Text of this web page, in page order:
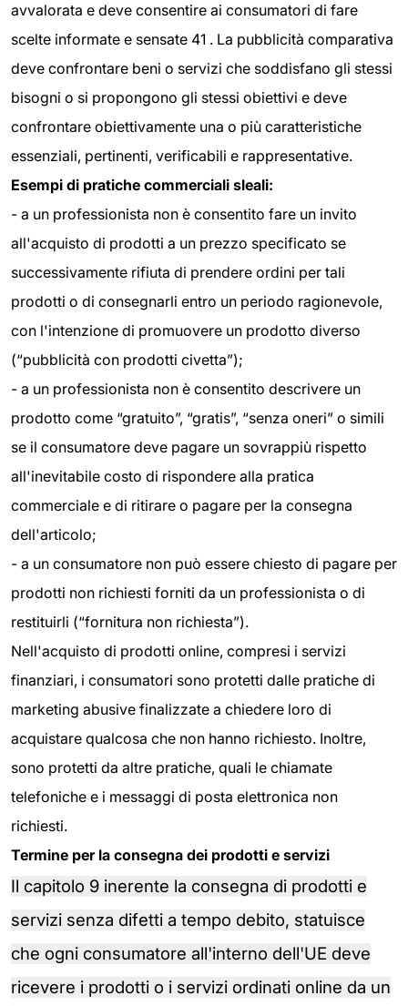
avvalorata e deve consentire ai consumatori di fare
scelte informate e sensate 41 . La pubblicità comparativa
deve confrontare beni o servizi che soddisfano gli stessi
bisogni o si propongono gli stessi obiettivi e deve
confrontare obiettivamente una o più caratteristiche
essenziali, pertinenti, verificabili e rappresentative.
Esempi di pratiche commerciali sleali:
- a un professionista non è consentito fare un invito
all'acquisto di prodotti a un prezzo specificato se
successivamente rifiuta di prendere ordini per tali
prodotti o di consegnarli entro un periodo ragionevole,
con l'intenzione di promuovere un prodotto diverso
(“pubblicità con prodotti civetta”);
- a un professionista non è consentito descrivere un
prodotto come “gratuito”, “gratis”, “senza oneri” o simili
se il consumatore deve pagare un sovrappiù rispetto
all'inevitabile costo di rispondere alla pratica
commerciale e di ritirare o pagare per la consegna
dell'articolo;
- a un consumatore non può essere chiesto di pagare per
prodotti non richiesti forniti da un professionista o di
restituirli (“fornitura non richiesta”).
Nell'acquisto di prodotti online, compresi i servizi
finanziari, i consumatori sono protetti dalle pratiche di
marketing abusive finalizzate a chiedere loro di
acquistare qualcosa che non hanno richiesto. Inoltre,
sono protetti da altre pratiche, quali le chiamate
telefoniche e i messaggi di posta elettronica non
richiesti.
Termine per la consegna dei prodotti e servizi
Il capitolo 9 inerente la consegna di prodotti e
servizi senza difetti a tempo debito, statuisce
che ogni consumatore all'interno dell'UE deve
ricevere i prodotti o i servizi ordinati online da un